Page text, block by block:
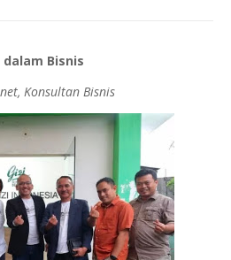
Bisnis
Konsultan Bisnis